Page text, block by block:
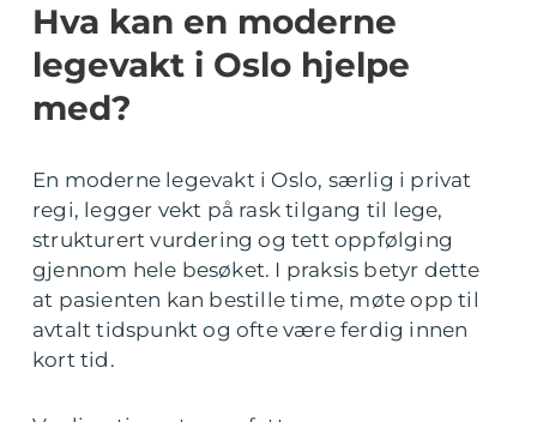
Hva kan en moderne
legevakt i Oslo hjelpe
med?
En moderne legevakt i Oslo, særlig i privat
regi, legger vekt på rask tilgang til lege,
strukturert vurdering og tett oppfølging
gjennom hele besøket. I praksis betyr dette
at pasienten kan bestille time, møte opp til
avtalt tidspunkt og ofte være ferdig innen
kort tid.